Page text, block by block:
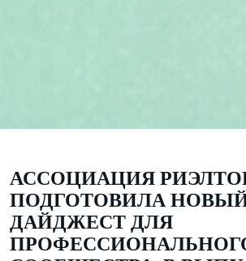
АССОЦИАЦИЯ
ПОДГОТОВИЛА
ДАЙДЖЕСТ ДЛЯ